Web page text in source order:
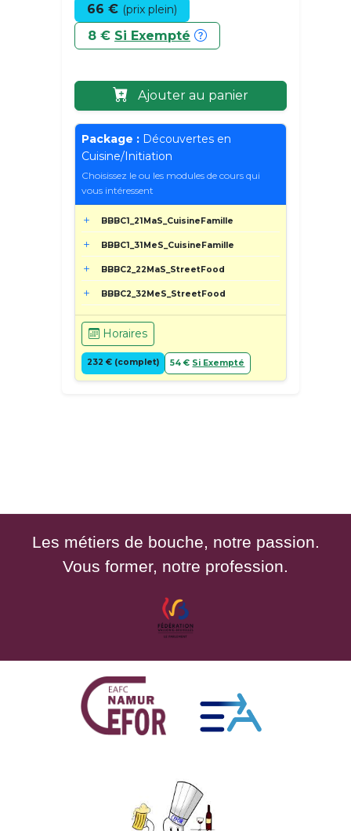
66 € (prix plein)
8 € Si Exempté
Ajouter au panier
Package : Découvertes en
Cuisine/Initiation
Choisissez le ou les modules de cours qui
vous intéressent
BBBC1_21MaS_CuisineFamille
BBBC1_31MeS_CuisineFamille
BBBC2_22MaS_StreetFood
BBBC2_32MeS_StreetFood
Horaires
232 € (complet) 54 € Si Exempté
Les métiers de bouche, notre passion.
Vous former, notre profession.